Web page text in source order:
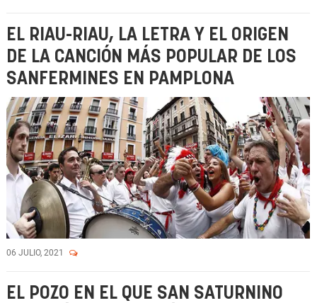
EL RIAU-RIAU, LA LETRA Y EL ORIGEN
DE LA CANCIÓN MÁS POPULAR DE LOS
SANFERMINES EN PAMPLONA
06 JULIO, 2021
EL POZO EN EL QUE SAN SATURNINO